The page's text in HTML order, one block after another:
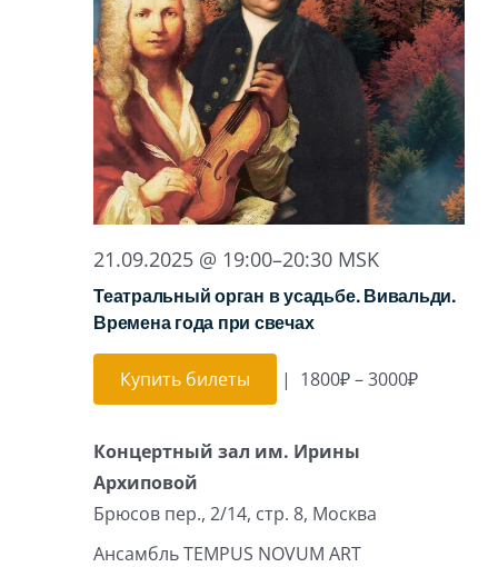
21.09.2025 @ 19:00–20:30 MSK
Театральный орган в усадьбе. Вивальди.
Времена года при свечах
Купить билеты | 1800₽ – 3000₽
Концертный зал им. Ирины
Архиповой
Брюсов пер., 2/14, стр. 8, Москва
Ансамбль TEMPUS NOVUM ART